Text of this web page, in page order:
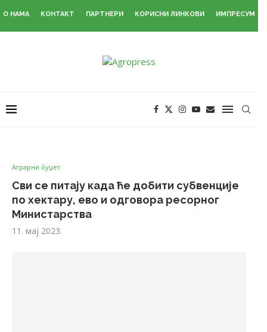
О НАМА КОНТАКТ ПАРТНЕРИ КОРИСНИ ЛИНКОВИ ИМПРЕСУМ
Аграрни буџет
Сви се питају када ће добити субвенције
по хектару, ево и одговора ресорног
Министарства
11. мај 2023.